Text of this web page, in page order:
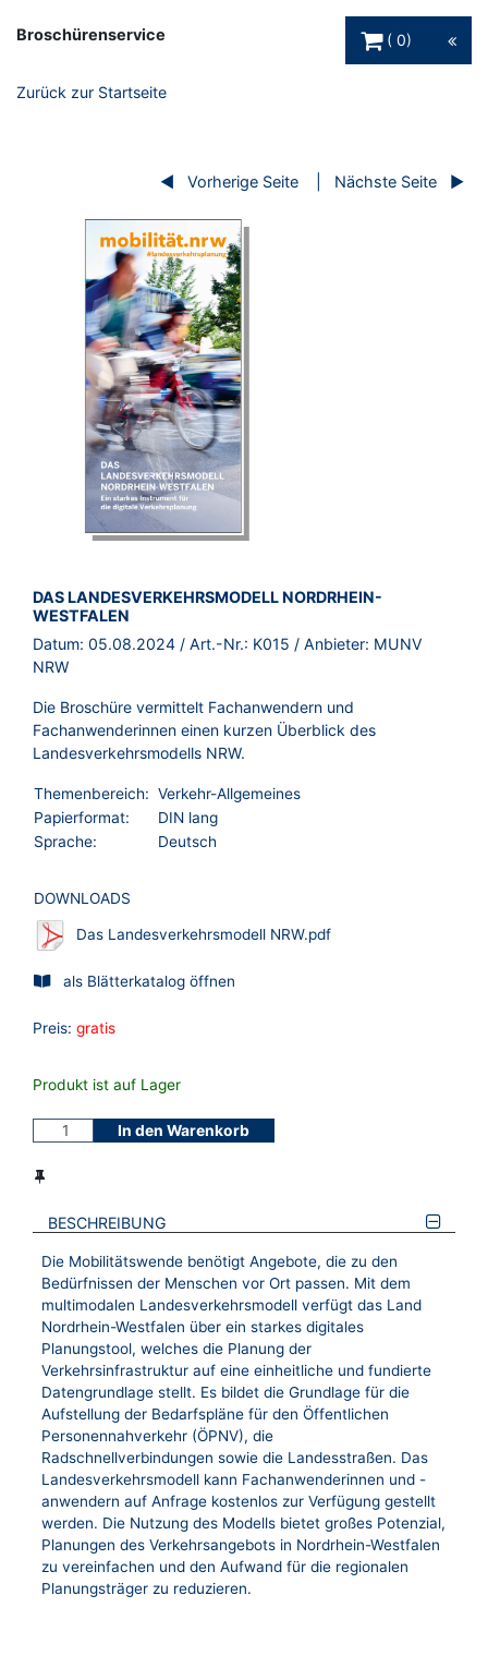
Broschürenservice
0
Zurück zur Startseite
Vorherige Seite Nächste Seite
BROSCHÜRE:
DAS LANDESVERKEHRSMODELL NORDRHEIN-
WESTFALEN
Datum: 05.08.2024 / Art.-Nr.: K015 / Anbieter: MUNV
NRW
Die Broschüre vermittelt Fachanwendern und
Fachanwenderinnen einen kurzen Überblick des
Landesverkehrsmodells NRW.
Themenbereich: Verkehr-Allgemeines
Papierformat:
DIN lang
Sprache:
Deutsch
DOWNLOADS
Das Landesverkehrsmodell NRW.pdf
als Blätterkatalog öffnen
Preis: gratis
Produkt ist auf Lager
In den Warenkorb
BESCHREIBUNG
Die Mobilitätswende benötigt Angebote, die zu den
Bedürfnissen der Menschen vor Ort passen. Mit dem
multimodalen Landesverkehrsmodell verfügt das Land
Nordrhein-Westfalen über ein starkes digitales
Planungstool, welches die Planung der
Verkehrsinfrastruktur auf eine einheitliche und fundierte
Datengrundlage stellt. Es bildet die Grundlage für die
Aufstellung der Bedarfspläne für den Öffentlichen
Personennahverkehr (ÖPNV), die
Radschnellverbindungen sowie die Landesstraßen. Das
Landesverkehrsmodell kann Fachanwenderinnen und -
anwendern auf Anfrage kostenlos zur Verfügung gestellt
werden. Die Nutzung des Modells bietet großes Potenzial,
Planungen des Verkehrsangebots in Nordrhein-Westfalen
zu vereinfachen und den Aufwand für die regionalen
Planungsträger zu reduzieren.